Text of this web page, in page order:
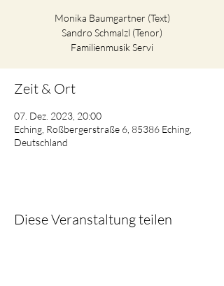
Monika Baumgartner (Text)
Sandro Schmalzl (Tenor)
Familienmusik Servi
Zeit & Ort
07. Dez. 2023, 20:00
Eching, Roßbergerstraße 6, 85386 Eching,
Deutschland
Diese Veranstaltung teilen